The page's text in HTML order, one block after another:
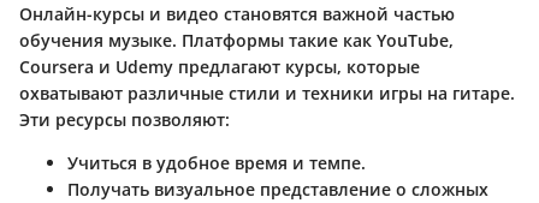
Онлайн-курсы и видео становятся важной частью
обучения музыке. Платформы такие как YouTube,
Coursera и Udemy предлагают курсы, которые
охватывают различные стили и техники игры на гитаре.
Эти ресурсы позволяют:
Учиться в удобное время и темпе.
Получать визуальное представление о сложных